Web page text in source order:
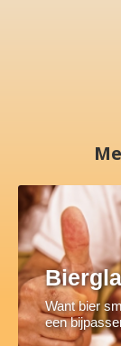
Want bier
een